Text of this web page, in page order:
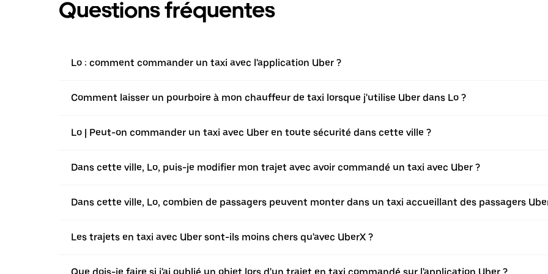
Questions fréquentes
Lo : comment commander un taxi avec l'application Uber ?
Comment laisser un pourboire à mon chauffeur de taxi lorsque j'utilise Uber dans Lo ?
Lo | Peut-on commander un taxi avec Uber en toute sécurité dans cette ville ?
Dans cette ville, Lo, puis-je modifier mon trajet avec avoir commandé un taxi avec Uber ?
Dans cette ville, Lo, combien de passagers peuvent monter dans un taxi accueillant des passagers
Les trajets en taxi avec Uber sont-ils moins chers qu'avec UberX ?
Que dois-je faire si j'ai oublié un objet lors d'un trajet en taxi commandé sur l'application Uber ?